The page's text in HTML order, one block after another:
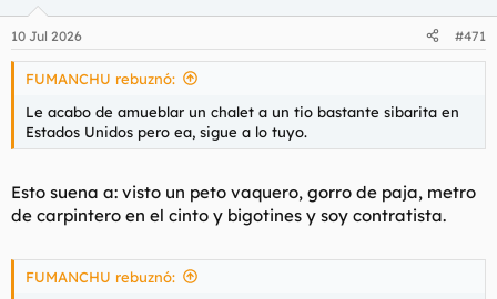
e
s
10 Jul 2026 #471
FUMANCHU rebuznó:
Le acabo de amueblar un chalet a un tio bastante sibarita en
Estados Unidos pero ea, sigue a lo tuyo.
Esto suena a: visto un peto vaquero, gorro de paja, metro
de carpintero en el cinto y bigotines y soy contratista.
FUMANCHU rebuznó: